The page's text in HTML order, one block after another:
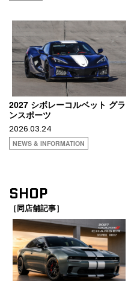
2027 シボレーコルベット グラ
ンスポーツ
2026.03.24
NEWS & INFORMATION
SHOP
［同店舗記事］